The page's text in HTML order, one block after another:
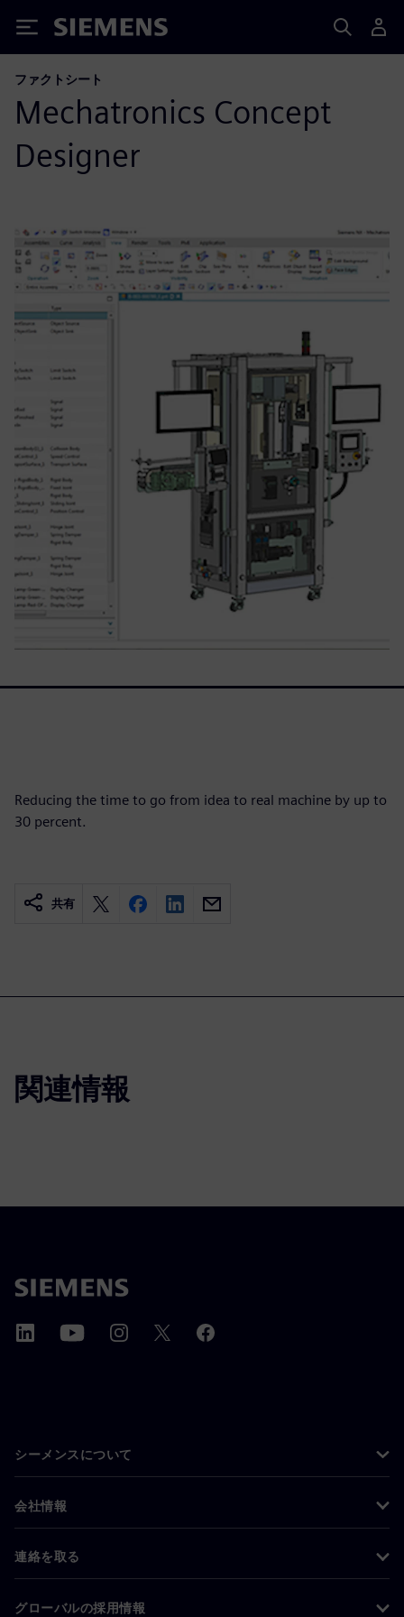
Siemens
ファクトシート
Mechatronics Concept
Designer
Reducing the time to go from idea to real machine by up to
30 percent.
共有
関連情報
シーメンスについて
会社情報
連絡を取る
グローバルの採用情報